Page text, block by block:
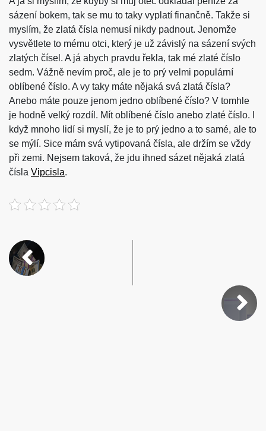
sázení bokem, tak se mu to taky vyplatí finančně. Takže si
myslím, že zlatá čísla nemusí nikdy padnout. Jenomže
vysvětlete to mému otci, který je už závislý na sázení svých
zlatých čísel. A já abych pravdu řekla, tak mé zlaté číslo
sedm. Vážně nevím proč, ale je to prý velmi populární
oblíbené číslo. A vy taky máte nějaká svá zlatá čísla?
Anebo máte pouze jenom jedno oblíbené číslo? V tomhle
je hodně velký rozdíl. Mít oblíbené číslo anebo zlaté číslo. I
když mnoho lidí si myslí, že je to prý jedno a to samé, ale to
se mýlí. Sice mám svá vytipovaná čísla, ale držím se vždy
při zemi. Nejsem taková, že jdu ihned sázet nějaká zlatá
čísla Vipcisla.